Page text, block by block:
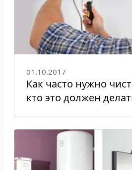
01.10.2017
Как часто нужно
кто это должен